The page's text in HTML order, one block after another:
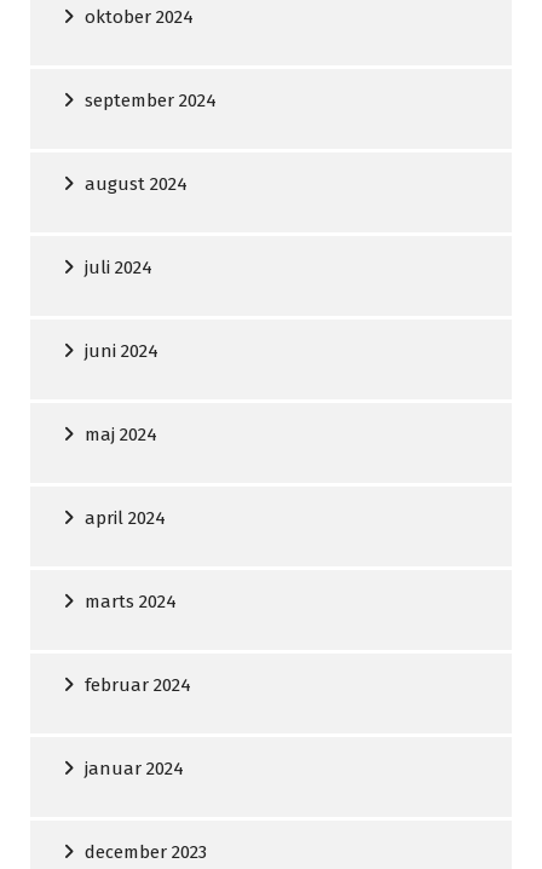
oktober 2024
september 2024
august 2024
juli 2024
juni 2024
maj 2024
april 2024
marts 2024
februar 2024
januar 2024
december 2023